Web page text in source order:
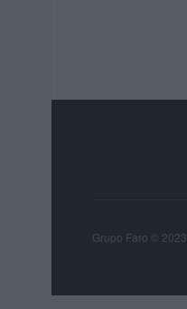
Grupo Faro © 2023